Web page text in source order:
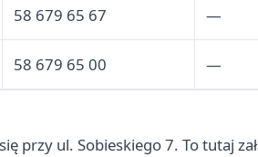
58 679 65 67 —
58 679 65 00 —
przy ul. Sobieskiego 7. To tutaj